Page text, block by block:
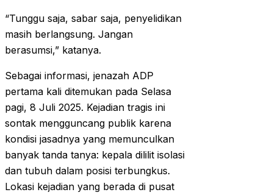
“Tunggu saja, sabar saja, penyelidikan
masih berlangsung. Jangan
berasumsi,” katanya.
Sebagai informasi, jenazah ADP
pertama kali ditemukan pada Selasa
pagi, 8 Juli 2025. Kejadian tragis ini
sontak mengguncang publik karena
kondisi jasadnya yang memunculkan
banyak tanda tanya: kepala dililit isolasi
dan tubuh dalam posisi terbungkus.
Lokasi kejadian yang berada di pusat